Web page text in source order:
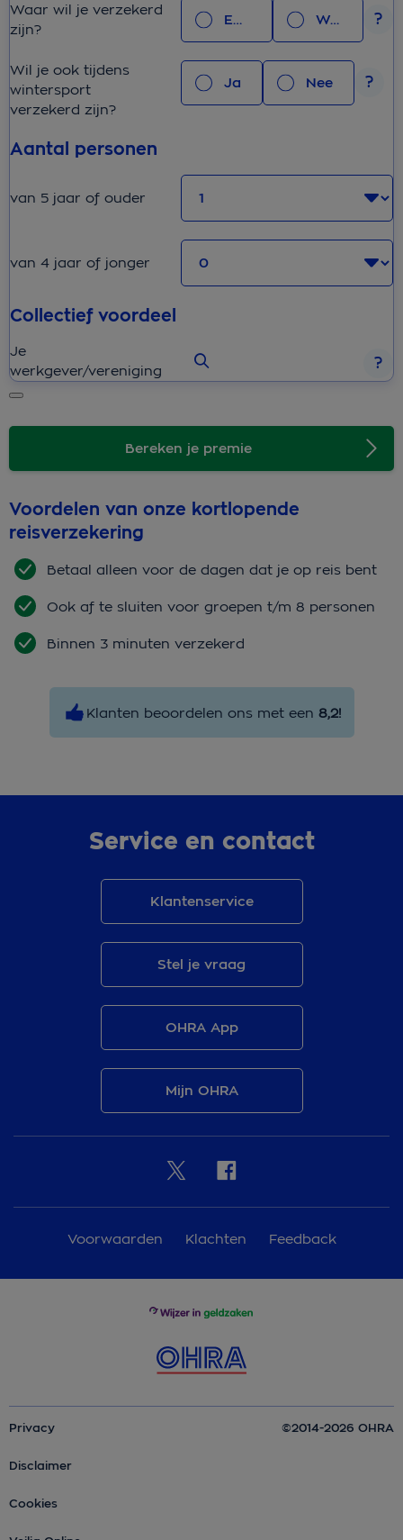
Waar wil je verzekerd
zijn?
Europa Wereld
Wil je ook tijdens
wintersport
verzekerd zijn?
Ja Nee
Aantal personen
van 5 jaar of ouder
van 4 jaar of jonger
Collectief voordeel
Je
werkgever/vereniging
Bereken je premie
Voordelen van onze kortlopende
reisverzekering
Betaal alleen voor de dagen dat je op reis bent
Ook af te sluiten voor groepen t/m 8 personen
Binnen 3 minuten verzekerd
Klanten beoordelen ons met een 8,2!
Service en contact
Klantenservice
Stel je vraag
OHRA App
Mijn OHRA
Voorwaarden Klachten Feedback
Privacy
Disclaimer
Cookies
©2014-2026 OHRA